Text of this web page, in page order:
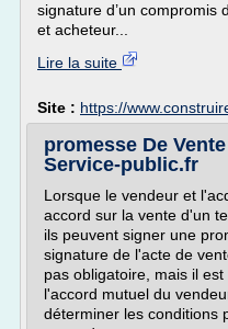
signature d’un compromis
et acheteur...
Lire la suite
Site : https://
promesse De
Service-public.fr
Lorsque le vendeur et
accord sur la vente d'un
ils peuvent signer une
signature de l'acte de
pas obligatoire, mais il
l'accord mutuel du
déterminer les conditions